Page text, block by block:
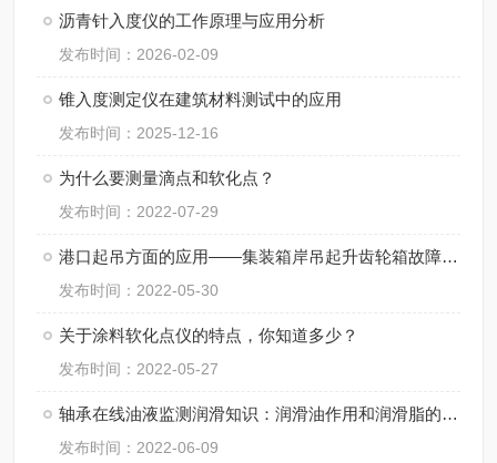
沥青针入度仪的工作原理与应用分析
发布时间：2026-02-09
锥入度测定仪在建筑材料测试中的应用
发布时间：2025-12-16
为什么要测量滴点和软化点？
发布时间：2022-07-29
港口起吊方面的应用——集装箱岸吊起升齿轮箱故障分析
发布时间：2022-05-30
关于涂料软化点仪的特点，你知道多少？
发布时间：2022-05-27
轴承在线油液监测润滑知识：润滑油作用和润滑脂的选择
发布时间：2022-06-09